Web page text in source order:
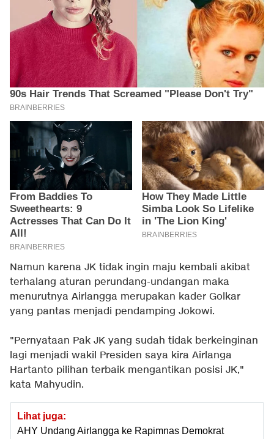
Namun karena JK tidak ingin maju kembali akibat
terhalang aturan perundang-undangan maka
menurutnya Airlangga merupakan kader Golkar
yang pantas menjadi pendamping Jokowi.
"Pernyataan Pak JK yang sudah tidak berkeinginan
lagi menjadi wakil Presiden saya kira Airlanga
Hartanto pilihan terbaik mengantikan posisi JK,"
kata Mahyudin.
Lihat juga:
AHY Undang Airlangga ke Rapimnas Demokrat